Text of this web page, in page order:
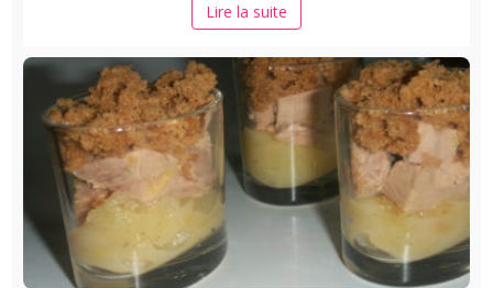
Lire la suite